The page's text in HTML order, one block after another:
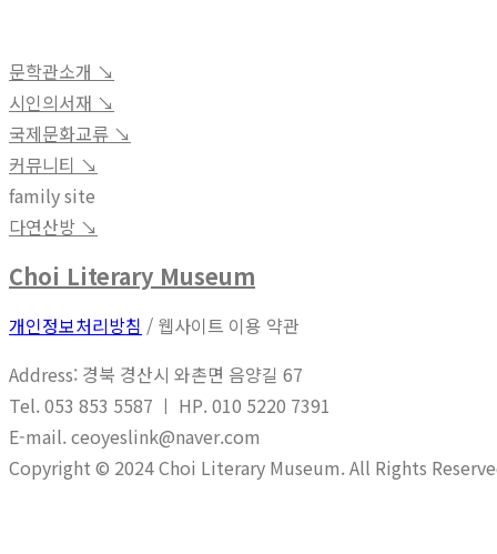
문학관소개 ↘︎
시인의서재 ↘︎
국제문화교류 ↘︎
커뮤니티 ↘︎
family site
다연산방 ↘︎
Choi Literary Museum
개인정보처리방침 / 웹사이트 이용 약관
Address: 경북 경산시 와촌면 음양길 67
Tel. 053 853 5587 ㅣ HP. 010 5220 7391
E-mail. ceoyeslink@naver.com
Copyright © 2024 Choi Literary Museum. All Rights